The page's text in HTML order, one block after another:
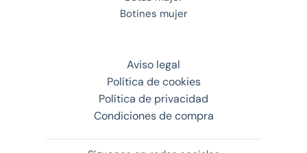
Botines mujer
Aviso legal
Política de cookies
Política de privacidad
Condiciones de compra